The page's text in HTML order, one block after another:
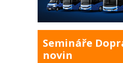
Semináře
novin